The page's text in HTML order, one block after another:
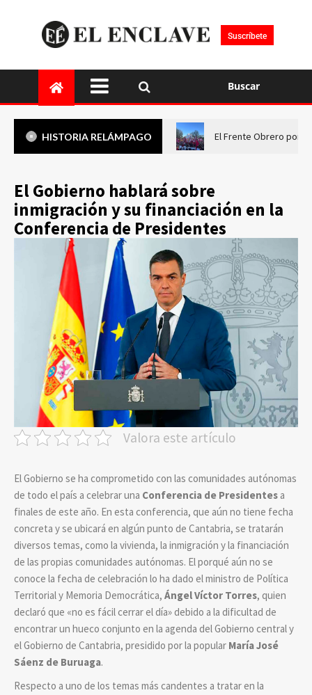
Suscríbete
Buscar
HISTORIA RELÁMPAGO El Frente Obrero pone
El Gobierno hablará sobre
inmigración y su financiación en la
Conferencia de Presidentes
Valora este artículo
El Gobierno se ha comprometido con las comunidades autónomas
de todo el país a celebrar una Conferencia de Presidentes a
finales de este año. En esta conferencia, que aún no tiene fecha
concreta y se ubicará en algún punto de Cantabria, se tratarán
diversos temas, como la vivienda, la inmigración y la financiación
de las propias comunidades autónomas. El porqué aún no se
conoce la fecha de celebración lo ha dado el ministro de Política
Territorial y Memoria Democrática, Ángel Víctor Torres, quien
declaró que «no es fácil cerrar el día» debido a la dificultad de
encontrar un hueco conjunto en la agenda del Gobierno central y
el Gobierno de Cantabria, presidido por la popular María José
Sáenz de Buruaga.
Respecto a uno de los temas más candentes a tratar en la